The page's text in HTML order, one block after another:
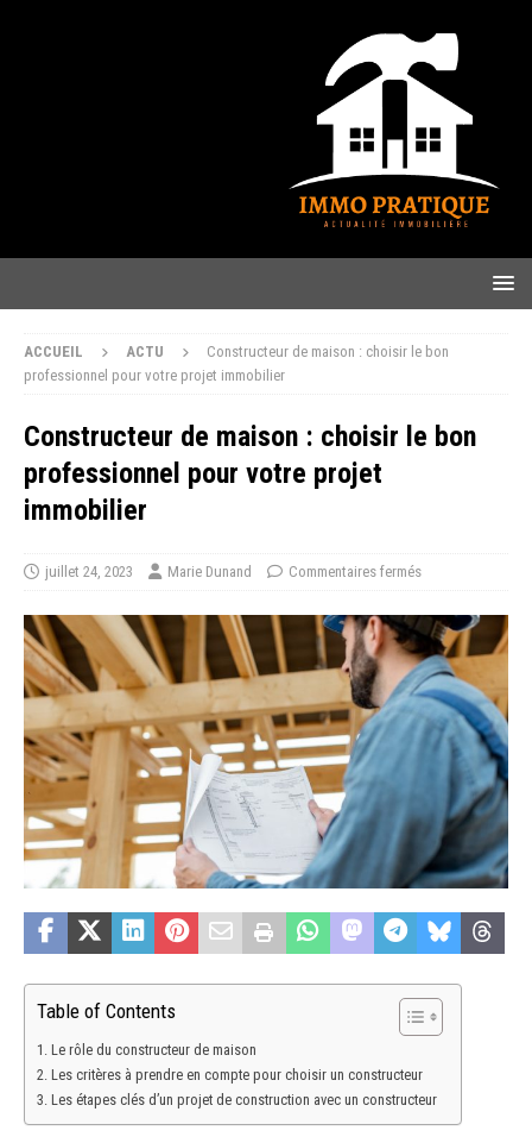
ACCUEIL ACTU
Constructeur de maison : choisir le bon
professionnel pour votre projet immobilier
Constructeur de maison : choisir le bon
professionnel pour votre projet
immobilier
juillet 24, 2023 Marie Dunand Commentaires fermés
Table of Contents
Le rôle du constructeur de maison
Les critères à prendre en compte pour choisir un constructeur
Les étapes clés d’un projet de construction avec un constructeur